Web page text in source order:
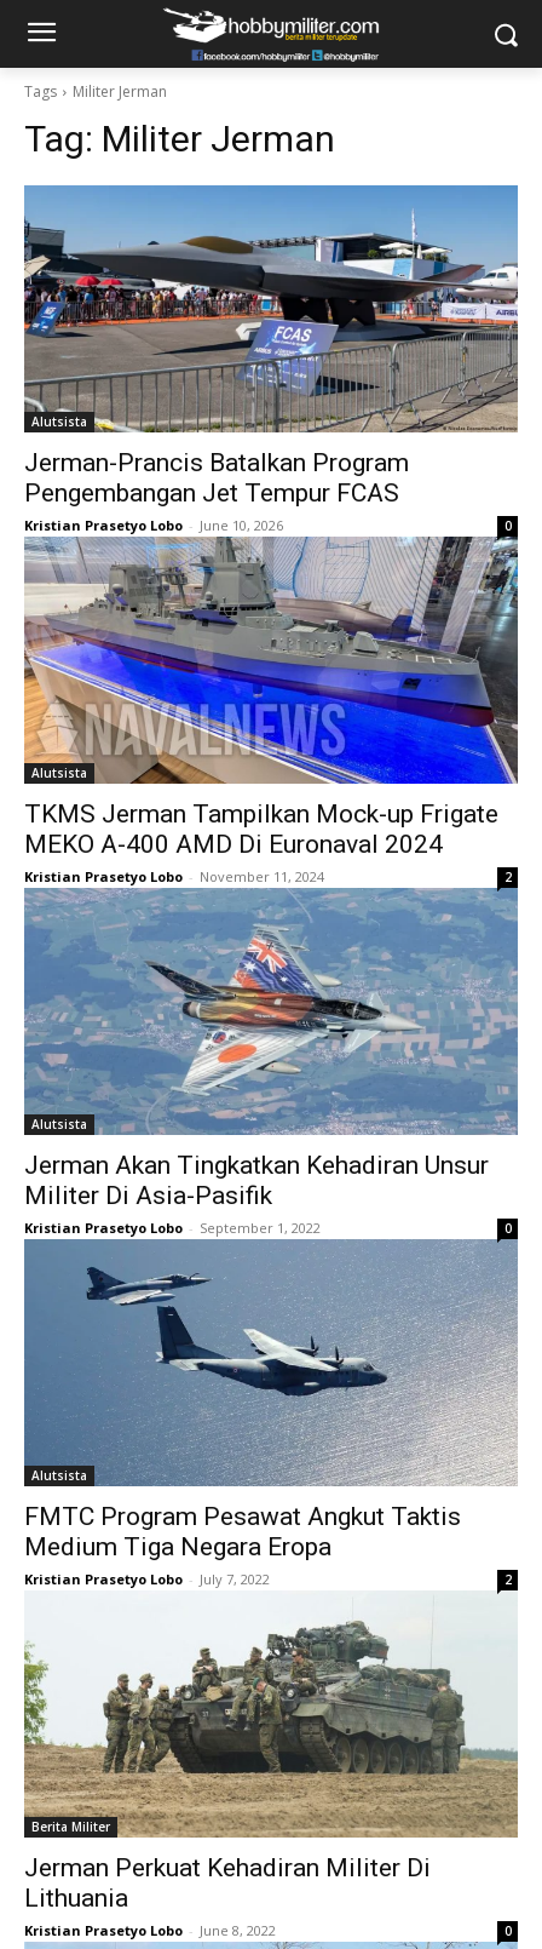
Tags Militer Jerman
Tag: Militer Jerman
Alutsista
Jerman-Prancis Batalkan Program
Pengembangan Jet Tempur FCAS
Kristian Prasetyo Lobo - June 10, 2026 0
Alutsista
TKMS Jerman Tampilkan Mock-up Frigate
MEKO A-400 AMD Di Euronaval 2024
Kristian Prasetyo Lobo - November 11, 2024 2
Alutsista
Jerman Akan Tingkatkan Kehadiran Unsur
Militer Di Asia-Pasifik
Kristian Prasetyo Lobo - September 1, 2022 0
Alutsista
FMTC Program Pesawat Angkut Taktis
Medium Tiga Negara Eropa
Kristian Prasetyo Lobo - July 7, 2022 2
Berita Militer
Jerman Perkuat Kehadiran Militer Di
Lithuania
Kristian Prasetyo Lobo - June 8, 2022 0